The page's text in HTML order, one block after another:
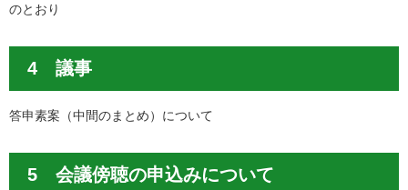
のとおり
4 議事
答申素案（中間のまとめ）について
5 会議傍聴の申込みについて